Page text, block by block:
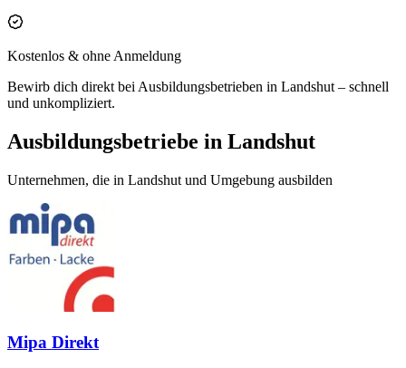
Kostenlos & ohne Anmeldung
Bewirb dich direkt bei Ausbildungsbetrieben in Landshut – schnell
und unkompliziert.
Ausbildungsbetriebe in Landshut
Unternehmen, die in Landshut und Umgebung ausbilden
Mipa Direkt